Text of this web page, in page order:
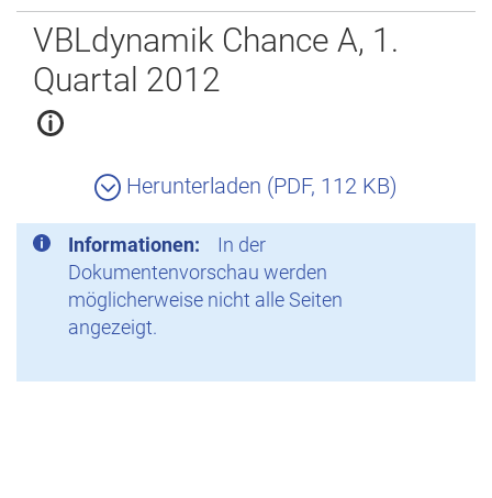
Zurück
VBLdynamik Chance A, 1.
Quartal 2012
Herunterladen (PDF, 112 KB)
Informationen:
In der
Dokumentenvorschau werden
möglicherweise nicht alle Seiten
angezeigt.